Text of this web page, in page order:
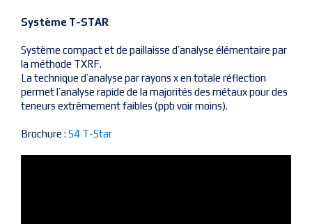
Système T-STAR
Système compact et de paillaisse d’analyse élémentaire par
la méthode TXRF.
La technique d’analyse par rayons x en totale réflection
permet l’analyse rapide de la majorités des métaux pour des
teneurs extrêmement faibles (ppb voir moins).
Brochure :S4 T-Star